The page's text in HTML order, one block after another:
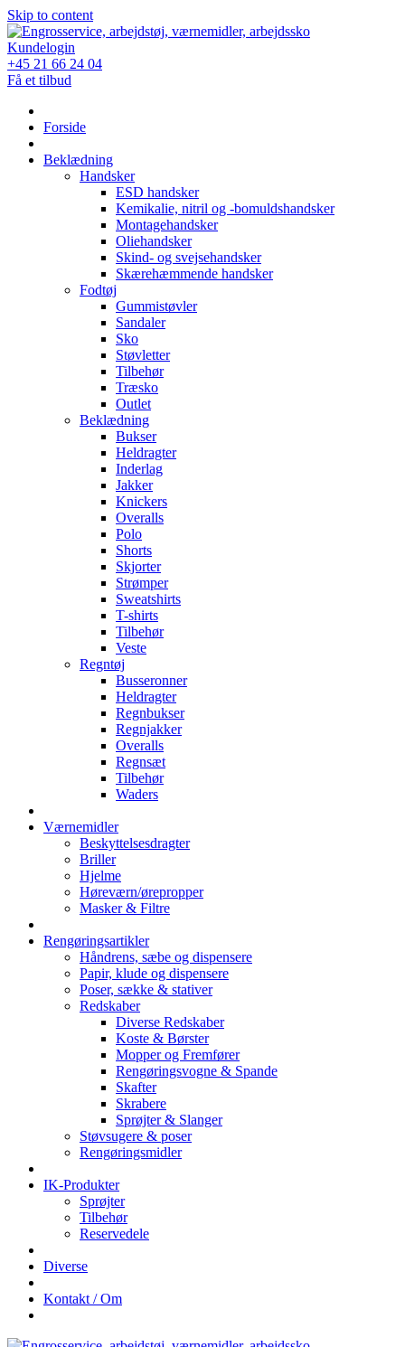
Skip to content
Kundelogin
+45 21 66 24 04
Få et tilbud
Forside
Beklædning
Handsker
ESD handsker
Kemikalie, nitril og -bomuldshandsker
Montagehandsker
Oliehandsker
Skind- og svejsehandsker
Skærehæmmende handsker
Fodtøj
Gummistøvler
Sandaler
Sko
Støvletter
Tilbehør
Træsko
Outlet
Beklædning
Bukser
Heldragter
Inderlag
Jakker
Knickers
Overalls
Polo
Shorts
Skjorter
Strømper
Sweatshirts
T-shirts
Tilbehør
Veste
Regntøj
Busseronner
Heldragter
Regnbukser
Regnjakker
Overalls
Regnsæt
Tilbehør
Waders
Værnemidler
Beskyttelsesdragter
Briller
Hjelme
Høreværn/ørepropper
Masker & Filtre
Rengøringsartikler
Håndrens, sæbe og dispensere
Papir, klude og dispensere
Poser, sække & stativer
Redskaber
Diverse Redskaber
Koste & Børster
Mopper og Fremfører
Rengøringsvogne & Spande
Skafter
Skrabere
Sprøjter & Slanger
Støvsugere & poser
Rengøringsmidler
IK-Produkter
Sprøjter
Tilbehør
Reservedele
Diverse
Kontakt / Om